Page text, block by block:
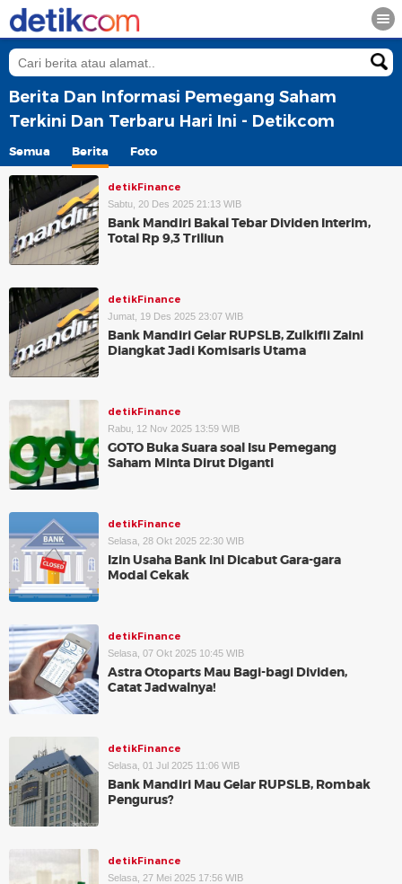
Berita Dan Informasi Pemegang Saham
Terkini Dan Terbaru Hari Ini - Detikcom
Semua Berita Foto
detikFinance
Sabtu, 20 Des 2025 21:13 WIB
Bank Mandiri Bakal Tebar Dividen Interim,
Total Rp 9,3 Triliun
detikFinance
Jumat, 19 Des 2025 23:07 WIB
Bank Mandiri Gelar RUPSLB, Zulkifli Zaini
Diangkat Jadi Komisaris Utama
detikFinance
Rabu, 12 Nov 2025 13:59 WIB
GOTO Buka Suara soal Isu Pemegang
Saham Minta Dirut Diganti
detikFinance
Selasa, 28 Okt 2025 22:30 WIB
Izin Usaha Bank Ini Dicabut Gara-gara
Modal Cekak
detikFinance
Selasa, 07 Okt 2025 10:45 WIB
Astra Otoparts Mau Bagi-bagi Dividen,
Catat Jadwalnya!
detikFinance
Selasa, 01 Jul 2025 11:06 WIB
Bank Mandiri Mau Gelar RUPSLB, Rombak
Pengurus?
detikFinance
Selasa, 27 Mei 2025 17:56 WIB